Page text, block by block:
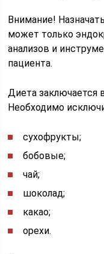
Внимание!
может только
анализов и
пациента.
Диета заключается
Необходимо
сухофрукты;
бобовые;
чай;
шоколад;
какао;
орехи.